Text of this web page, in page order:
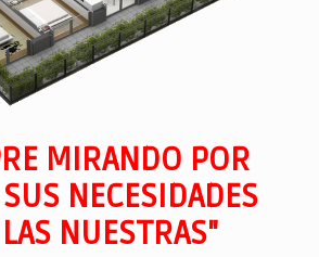
MIRANDO POR
NECESIDADES
NUESTRAS"